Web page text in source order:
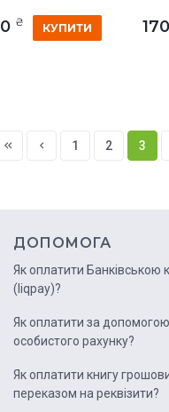
₴ КУПИТИ
1 2 3
ДОПОМОГА
Як оплатити Банківською
(liqpay)?
Як оплатити за допомогою
особистого рахунку?
Як оплатити книгу
переказом на реквізити?